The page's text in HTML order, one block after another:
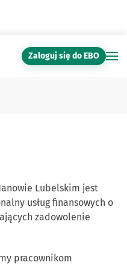
Zaloguj się do EBO
Lubelskim jest
usług finansowych o
zadowolenie
pracownikom